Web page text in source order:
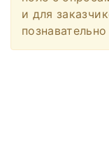
и для